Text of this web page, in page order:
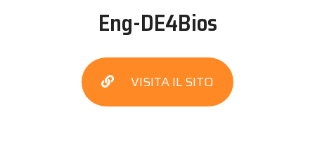
Eng-DE4Bios
VISITA IL SITO